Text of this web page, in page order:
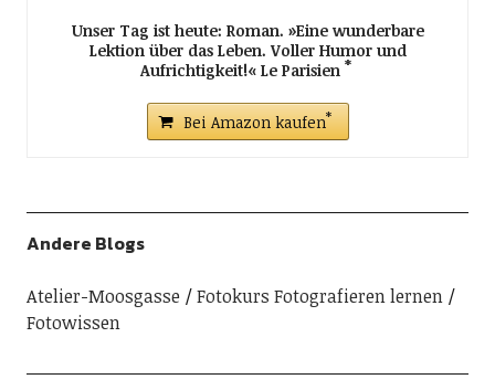
Unser Tag ist heute: Roman. »Eine wunderbare
Lektion über das Leben. Voller Humor und
Aufrichtigkeit!« Le Parisien
Bei Amazon kaufen
Andere Blogs
Atelier-Moosgasse
Fotokurs Fotografieren lernen
Fotowissen